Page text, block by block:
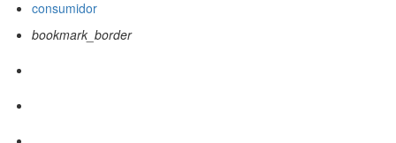
consumidor
bookmark_border